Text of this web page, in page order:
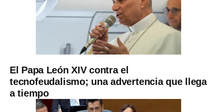
El Papa León XIV contra el
tecnofeudalismo; una advertencia que llega
a tiempo